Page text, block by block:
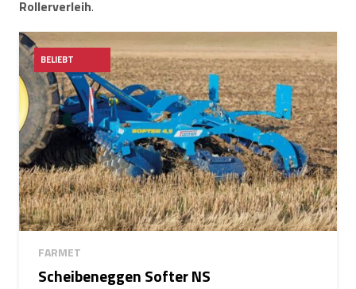
Rollerverleih.
BELIEBT
FARMET
Scheibeneggen Softer NS